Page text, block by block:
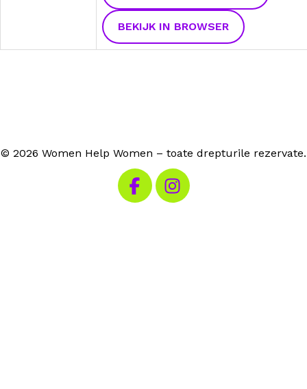
BEKIJK IN BROWSER
© 2026 Women Help Women – toate drepturile rezervate.
Vizitează Facebook-ul nostru
Vizitează Instagram-ul